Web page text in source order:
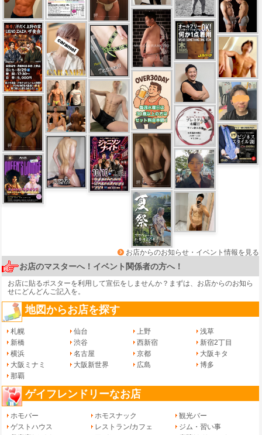
お店からのお知らせ・イベント情報を見る
お店のマスターへ！イベント関係者の方へ！
お店に貼るポスターを利用して宣伝をしませんか？まずは、 お店からのお知ら
せにどんどんご記入を。
地図からお店を探す
札幌 仙台 上野
浅草
新橋
渋谷 西新宿
新宿2丁目
横浜
名古屋 京都
大阪キタ
大阪ミナミ
大阪新世界 広島
博多
那覇
ゲイフレンドリーなお店
ホモバー ホモスナック
観光バー
ゲストハウス
レストラン/カフェ
ジム・習い事